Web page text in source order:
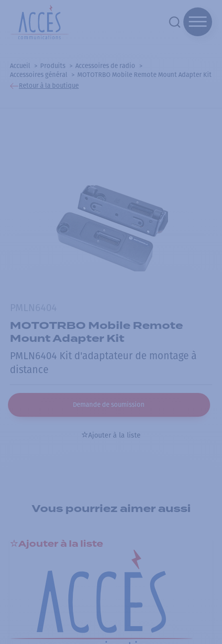
Accueil Produits
Accessoires de radio
Accessoires général
MOTOTRBO Mobile Remote Mount Adapter Kit
Retour à la boutique
MOTOTRBO Mobile Remote
Mount Adapter Kit
PMLN6404 Kit d'adaptateur de montage à
distance
Demande de soumission
Ajouter à la liste
Vous pourriez aimer aussi
Ajouter à la liste